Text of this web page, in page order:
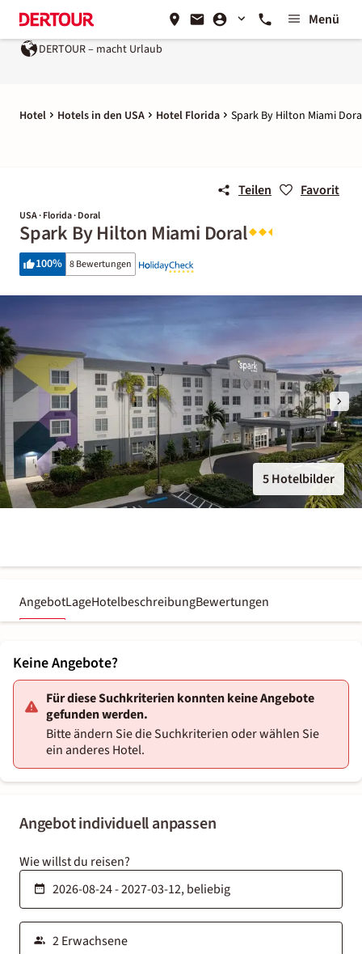
Menü
DERTOUR – macht Urlaub
Hotel Hotels in den USA Hotel Florida Spark By Hilton Miami
Teilen Favorit
USA · Florida · Doral
Spark By Hilton Miami Doral
100% 8 Bewertungen
5 Hotelbilder
AngebotLageHotelbeschreibungBewertungen
Angebot individuell anpassen
Wie willst du reisen?
Keine Angebote?
Für diese Suchkriterien konnten keine Angebote
gefunden werden.
Bitte ändern Sie die Suchkriterien oder wählen Sie
ein anderes Hotel.